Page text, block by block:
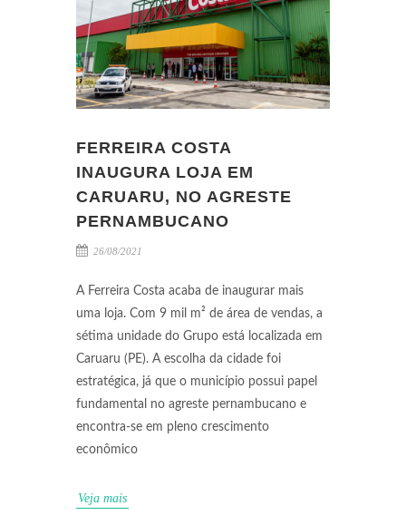
FERREIRA COSTA
INAUGURA LOJA EM
CARUARU, NO AGRESTE
PERNAMBUCANO
26/08/2021
A Ferreira Costa acaba de inaugurar mais
uma loja. Com 9 mil m² de área de vendas, a
sétima unidade do Grupo está localizada em
Caruaru (PE). A escolha da cidade foi
estratégica, já que o município possui papel
fundamental no agreste pernambucano e
encontra-se em pleno crescimento
econômico
Veja mais